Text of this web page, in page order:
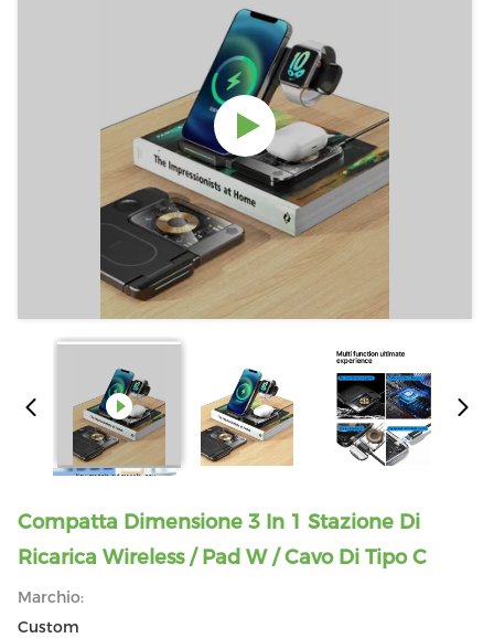
Compatta Dimensione 3 In 1 Stazione Di
Ricarica Wireless / Pad W / Cavo Di Tipo C
Marchio:
Custom